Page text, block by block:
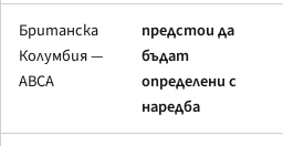
Британска
Колумбия —
ABCA
предстои да
бъдат
определени с
наредба